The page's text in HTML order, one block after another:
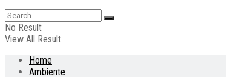
No Result
View All Result
Home
Ambiente